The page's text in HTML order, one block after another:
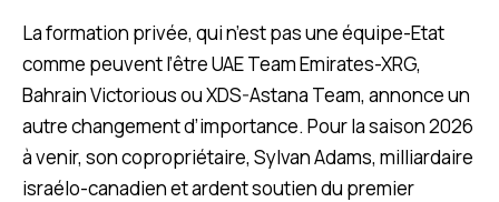
La formation privée, qui n’est pas une équipe-Etat
comme peuvent l’être UAE Team Emirates-XRG,
Bahrain Victorious ou XDS-Astana Team, annonce un
autre changement d’importance. Pour la saison 2026
à venir, son copropriétaire, Sylvan Adams, milliardaire
israélo-canadien et ardent soutien du premier